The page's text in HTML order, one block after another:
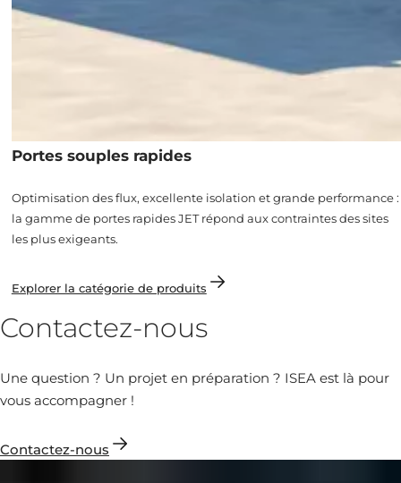
Portes souples rapides
Optimisation des flux, excellente isolation et grande performance :
la gamme de portes rapides JET répond aux contraintes des sites
les plus exigeants.
Explorer la catégorie de produits
Contactez-nous
Une question ? Un projet en préparation ? ISEA est là pour
vous accompagner !
Contactez-nous